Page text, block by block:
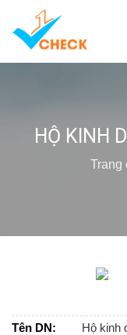
HỘ KINH
Trang
Tên DN:
Hộ kinh